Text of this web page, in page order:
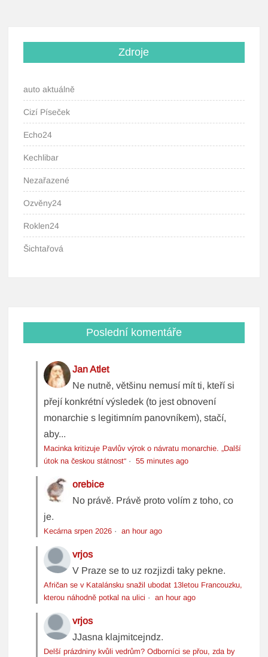
Zdroje
auto aktuálně
Cizí Píseček
Echo24
Kechlibar
Nezařazené
Ozvěny24
Roklen24
Šichtařová
Poslední komentáře
Jan Atlet
Ne nutně, většinu nemusí mít ti, kteří si
přejí konkrétní výsledek (to jest obnovení
monarchie s legitimním panovníkem), stačí,
aby...
Macinka kritizuje Pavlův výrok o návratu monarchie. „Další
útok na českou státnost“ ·55 minutes ago
orebice
No právě. Právě proto volím z toho, co
je.
Kecárna srpen 2026 ·an hour ago
vrjos
V Praze se to uz rozjizdi taky pekne.
Afričan se v Katalánsku snažil ubodat 13letou Francouzku,
kterou náhodně potkal na ulici ·an hour ago
vrjos
JJasna klajmitcejndz.
Delší prázdniny kvůli vedrům? Odborníci se přou, zda by